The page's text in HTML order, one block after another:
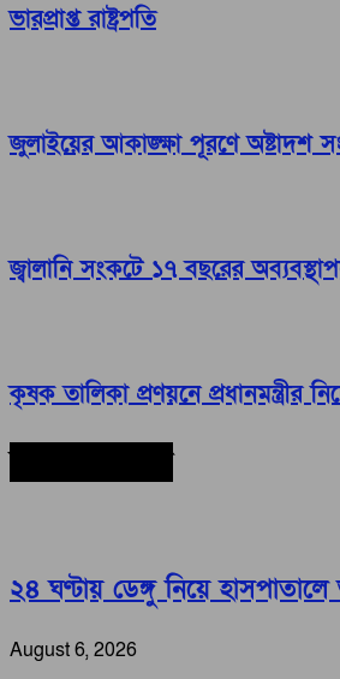
ভারপ্রাপ্ত রাষ্ট্রপতি
জুলাইয়ের আকাঙ্ক্ষা পূরণে অষ্টাদশ
জ্বালানি সংকটে ১৭ বছরের
কৃষক তালিকা প্রণয়নে প্রধানমন্ত্রীর
২৪ ঘণ্টায় ডেঙ্গু নিয়ে হাসপাতালে
August 6, 2026